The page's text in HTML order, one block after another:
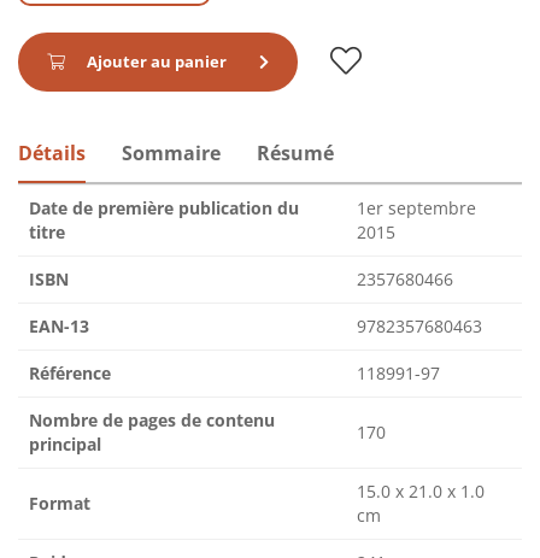
Ajouter au panier
Détails Sommaire Résumé
Date de première publication du
titre
1er septembre
2015
ISBN 2357680466
EAN-13 9782357680463
Référence 118991-97
Nombre de pages de contenu
principal
170
Format
15.0 x 21.0 x 1.0
cm